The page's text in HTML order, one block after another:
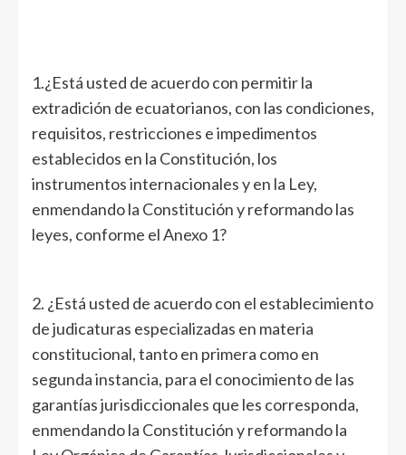
1.¿Está usted de acuerdo con permitir la
extradición de ecuatorianos, con las condiciones,
requisitos, restricciones e impedimentos
establecidos en la Constitución, los
instrumentos internacionales y en la Ley,
enmendando la Constitución y reformando las
leyes, conforme el Anexo 1?
2. ¿Está usted de acuerdo con el establecimiento
de judicaturas especializadas en materia
constitucional, tanto en primera como en
segunda instancia, para el conocimiento de las
garantías jurisdiccionales que les corresponda,
enmendando la Constitución y reformando la